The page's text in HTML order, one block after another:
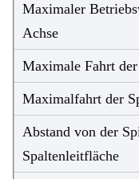
Maximaler
Achse
Maximale Fahrt
Maximalfahrt der
Abstand von der
Spaltenleitfläche